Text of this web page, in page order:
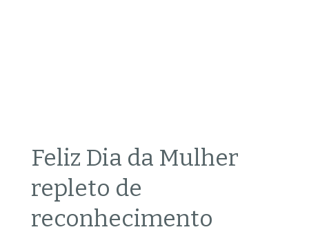
Feliz Dia da Mulher
repleto de
reconhecimento